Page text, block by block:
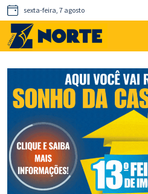
sexta-feira, 7 agosto